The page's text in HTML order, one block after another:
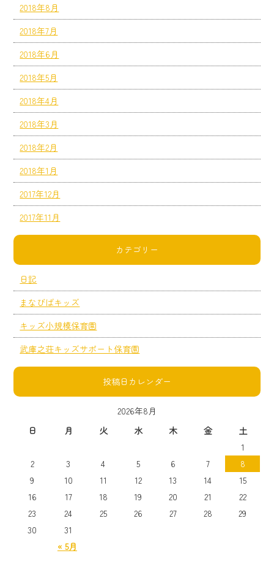
2018年8月
2018年7月
2018年6月
2018年5月
2018年4月
2018年3月
2018年2月
2018年1月
2017年12月
2017年11月
カテゴリー
日記
まなびばキッズ
キッズ小規模保育園
武庫之荘キッズサポート保育園
投稿日カレンダー
2026年8月
日
月 火 水 木 金 土
« 5月
1
2
3 4 5 6 7
8
9
10 11 12 13 14
15
16
17 18 19 20 21
22
23
24 25 26 27 28
29
30
31